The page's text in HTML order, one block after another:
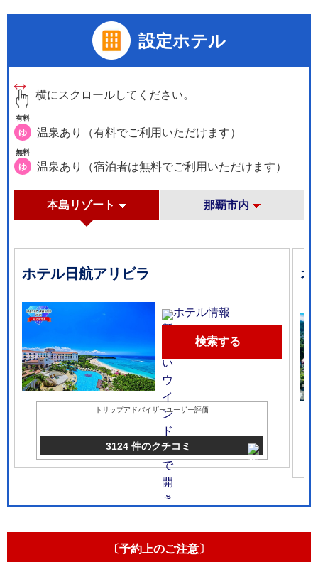
設定ホテル
横にスクロールしてください。
有料
ゆ 温泉あり（有料でご利用いただけます）
無料
ゆ 温泉あり（宿泊者は無料でご利用いただけます）
本島リゾート 那覇市内
ホテル日航アリビラ
ホテル情報
検索する
トリップアドバイザーユーザー評価
3124 件のクチコミ
オ
〔予約上のご注意〕